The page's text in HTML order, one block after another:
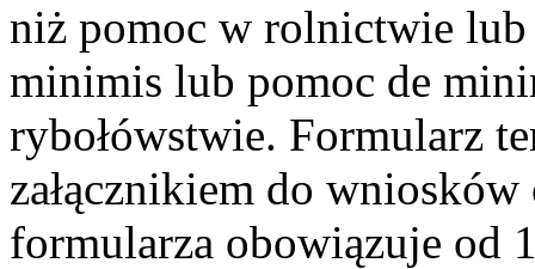
niż pomoc w rolnictwie lub
minimis lub pomoc de
rybołówstwie. Formularz
załącznikiem do
formularza obowiązuje od